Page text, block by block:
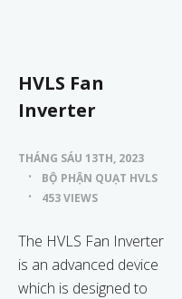
HVLS Fan
Inverter
THÁNG SÁU 13TH, 2023
BỘ PHẬN QUẠT HVLS
453 VIEWS
The HVLS Fan Inverter
is an advanced device
which is designed to